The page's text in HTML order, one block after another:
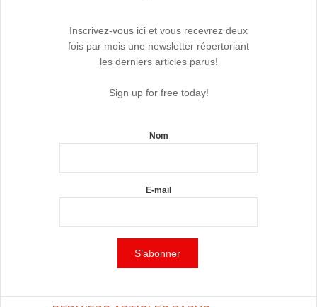
Inscrivez-vous ici et vous recevrez deux
fois par mois une newsletter répertoriant
les derniers articles parus!
Sign up for free today!
Nom
E-mail